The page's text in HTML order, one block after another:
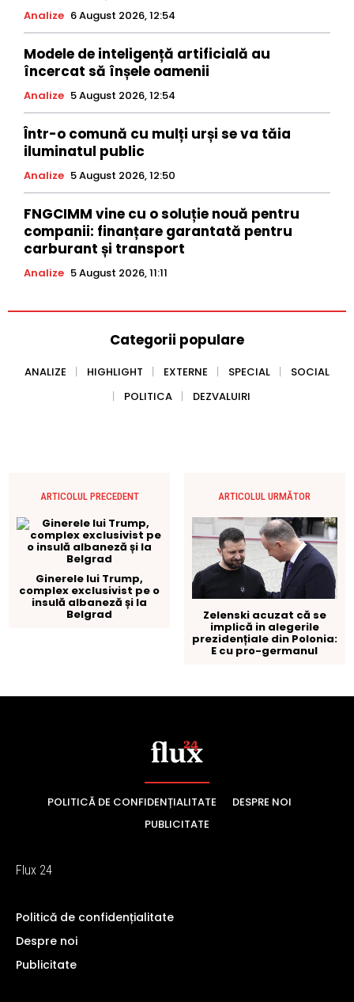
POLITICĂ DE CONFIDENȚIALITATE
DESPRE NOI
PUBLICITATE
Flux 24
Politică de confidențialitate
Despre noi
Publicitate